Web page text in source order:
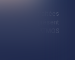
soient traitées
du présent
avec ATMOS